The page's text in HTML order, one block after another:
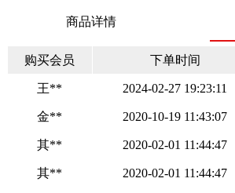
商品详情
购买会员 下单时间
王** 2024-02-27 19:23:11
金** 2020-10-19 11:43:07
其** 2020-02-01 11:44:47
其** 2020-02-01 11:44:47